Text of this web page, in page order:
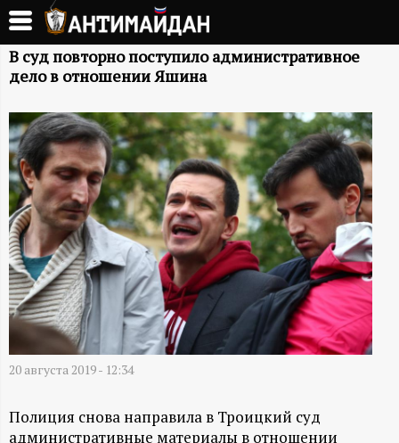
Перейти
основному
содержанию
А
Т
И
М
А
Й
Д
В суд повторно поступило административное
дело в отношении Яшина
20 августа 2019 - 12:34
Полиция снова направила в Троицкий суд
административные материалы в отношении